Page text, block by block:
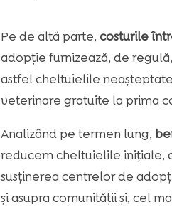
Pe de altă parte, costurile
adopție furnizează, de
astfel cheltuielile
veterinare gratuite la prima
Analizând pe termen lung,
reducem cheltuielile inițiale,
susținerea centrelor de
și asupra comunității și, cel